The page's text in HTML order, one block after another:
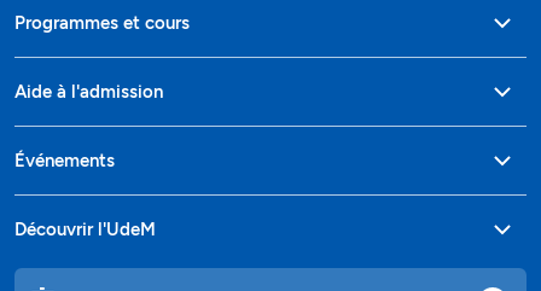
Programmes et cours
Aide à l'admission
Événements
Découvrir l'UdeM